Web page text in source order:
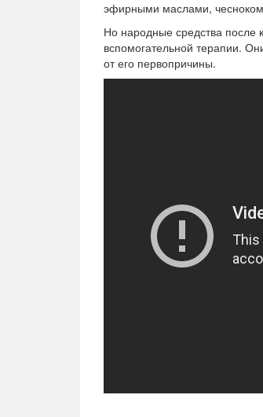
эфирными маслами,
Но народные средства после
вспомогательной терапии.
от его первопричины.